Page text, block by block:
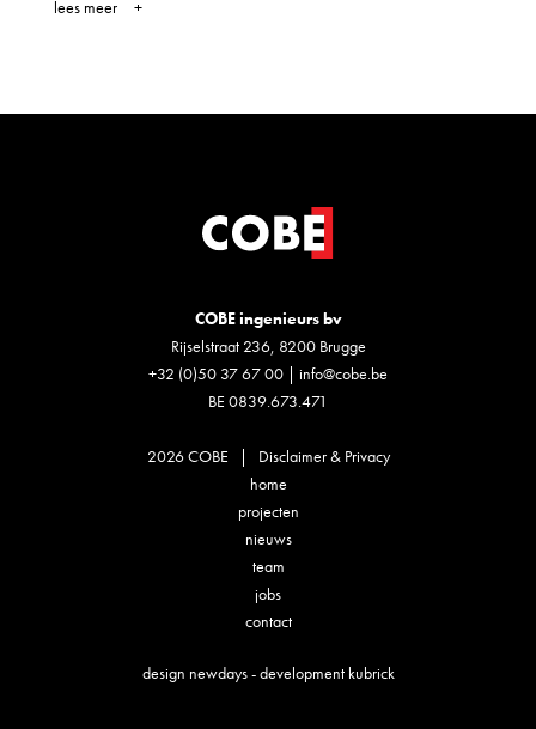
lees meer
COBE ingenieurs bv
Rijselstraat 236, 8200 Brugge
+32 (0)50 37 67 00 | info@cobe.be
BE 0839.673.471
2026 COBE | Disclaimer & Privacy
home
projecten
nieuws
team
jobs
contact
design newdays- development kubrick